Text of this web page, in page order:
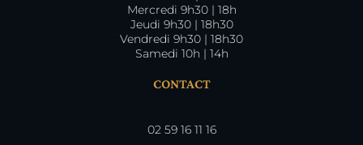
Mercredi 9h30 | 18h
Jeudi 9h30 | 18h30
Vendredi 9h30 | 18h30
Samedi 10h | 14h
CONTACT
02 59 16 11 16